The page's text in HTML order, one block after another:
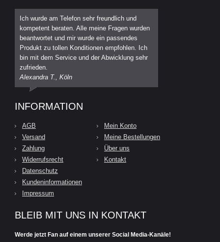
Ich wurde am Telefon sehr freundlich und
kompetent beraten. Alle meine Fragen wurden
beantwortet und mir wurde ein passendes
Produkt zu tollen Konditionen empfohlen. Ich
bin mit dem Service und der Abwicklung sehr
zufrieden.
Alexandra T., Köln
INFORMATION
AGB
Versand
Zahlung
Widerrufsrecht
Datenschutz
Kundeninformationen
Impressum
Mein Konto
Meine Bestellungen
Über uns
Kontakt
BLEIB MIT UNS IN KONTAKT
Werde jetzt Fan auf einem unserer Social Media-Kanäle!